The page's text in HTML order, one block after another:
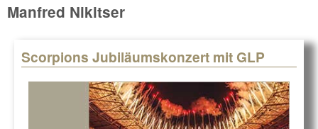
Manfred Nikitser
Scorpions Jubiläumskonzert mit GLP